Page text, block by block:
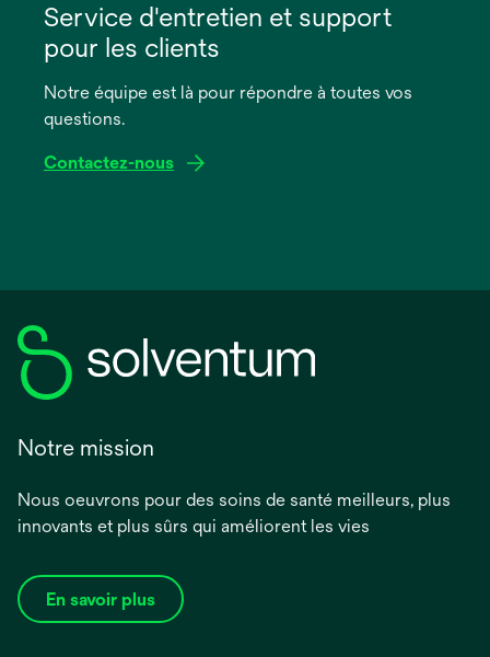
dans
nouvel
onglet
Service d'entretien et support
pour les clients
Notre équipe est là pour répondre à toutes vos
questions.
Contactez-nous
Notre mission
Nous oeuvrons pour des soins de santé meilleurs, plus
innovants et plus sûrs qui améliorent les vies
En savoir plus